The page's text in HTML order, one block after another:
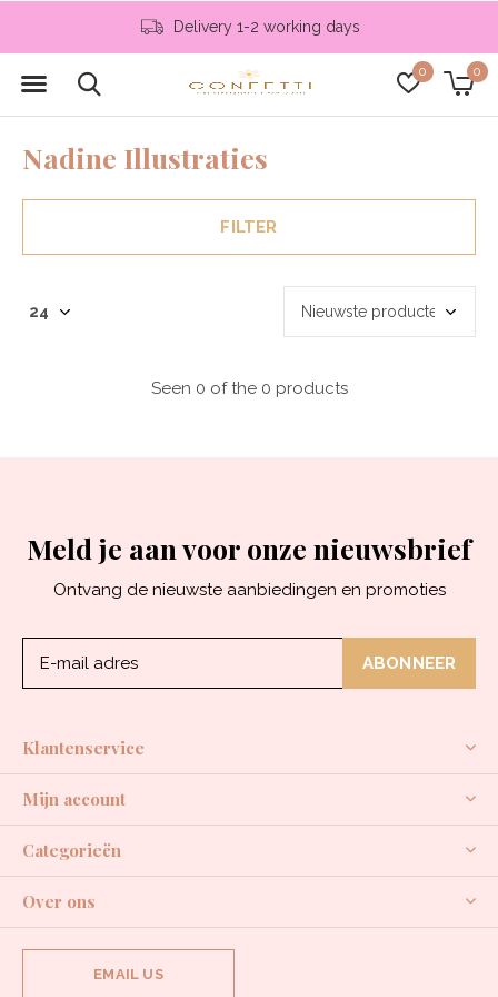
0 0
Delivery 1-2 working days
Nadine Illustraties
FILTER
Seen 0 of the 0 products
Meld je aan voor onze nieuwsbrief
Ontvang de nieuwste aanbiedingen en promoties
ABONNEER
Klantenservice
Mijn account
Categorieën
Over ons
EMAIL US